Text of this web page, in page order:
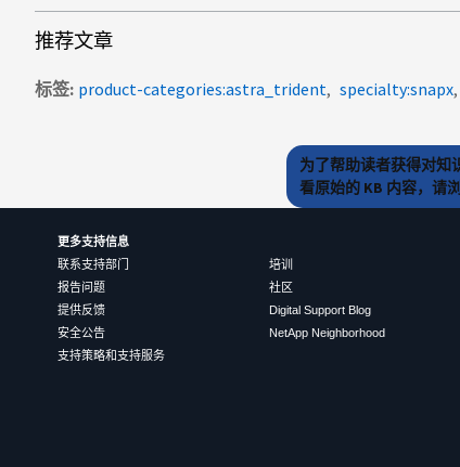
推荐文章
标签 product-categories:astra_trident specialty:snapx
为了帮助读者获得对知
看原始的 KB 内容，请
更多支持信息
联系支持部门
报告问题
提供反馈
安全公告
支持策略和支持服务
培训
社区
Digital Support Blog
NetApp Neighborhood